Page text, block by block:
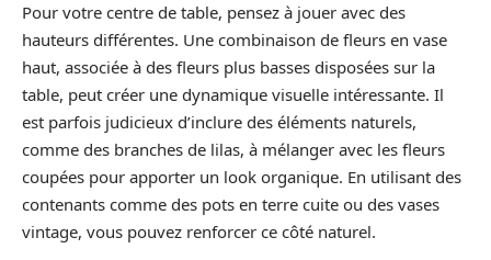
Pour votre centre de table, pensez à jouer avec des
hauteurs différentes. Une combinaison de fleurs en vase
haut, associée à des fleurs plus basses disposées sur la
table, peut créer une dynamique visuelle intéressante. Il
est parfois judicieux d’inclure des éléments naturels,
comme des branches de lilas, à mélanger avec les fleurs
coupées pour apporter un look organique. En utilisant des
contenants comme des pots en terre cuite ou des vases
vintage, vous pouvez renforcer ce côté naturel.